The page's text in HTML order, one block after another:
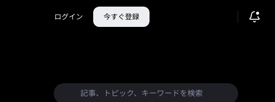
ログイン 今すぐ登録